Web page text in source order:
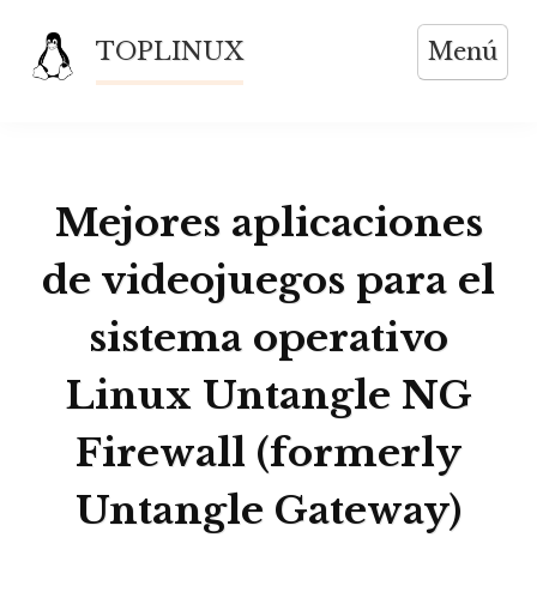
contenido
TOPLINUX Menú
Mejores aplicaciones
de videojuegos para el
sistema operativo
Linux Untangle NG
Firewall (formerly
Untangle Gateway)